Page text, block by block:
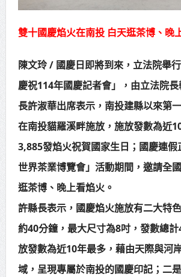
高雄東照山關帝廟全國
法比賽 圓滿落幕
賴清德總統主持將官晉
不對稱戰力
蔣萬安再拋出「倒閣說
邁組閣
賴總統肯定「金唐獎」
圍者 允諾完善支持體系
雙十國慶焰火在南投 白天逛茶博、晚
陳文玲 / 國慶日即將到來，立法院舉
慶祝114年國慶記者會」，由立法院
長許淑華出席表示，南投建縣以來第
在南投貓羅溪畔施放，施放發數為近
3,885發焰火祝賀國家生日；國慶連
世界茶業博覽會」活動期間，邀請全
逛茶博、晚上看焰火。
許縣長表示，國慶焰火施放有二大特
約40分鐘，最大尺寸為8吋，發數總
放發數為近10年最多，藉由天際與河
域，呈現專屬於南投的國慶印記；二